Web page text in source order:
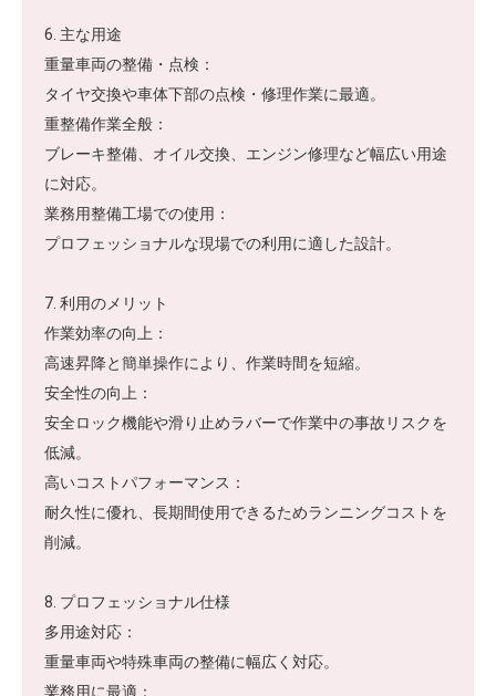
6. 主な用途
重量車両の整備・点検：
タイヤ交換や車体下部の点検・修理作業に最適。
重整備作業全般：
ブレーキ整備、オイル交換、エンジン修理など幅広い用途
に対応。
業務用整備工場での使用：
プロフェッショナルな現場での利用に適した設計。
7. 利用のメリット
作業効率の向上：
高速昇降と簡単操作により、作業時間を短縮。
安全性の向上：
安全ロック機能や滑り止めラバーで作業中の事故リスクを
低減。
高いコストパフォーマンス：
耐久性に優れ、長期間使用できるためランニングコストを
削減。
8. プロフェッショナル仕様
多用途対応：
重量車両や特殊車両の整備に幅広く対応。
業務用に最適：